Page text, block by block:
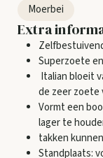
Moerbei
Extra
Superzoete
Italian bloeit
de zeer
Vormt een
lager te
takken
Standplaats: